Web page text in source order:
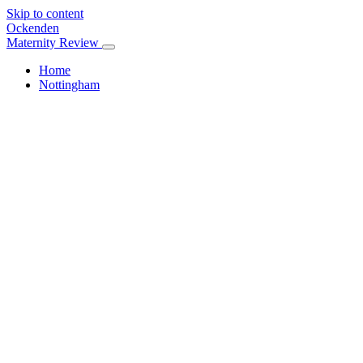
Skip to content
Ockenden
Maternity Review
Home
Nottingham